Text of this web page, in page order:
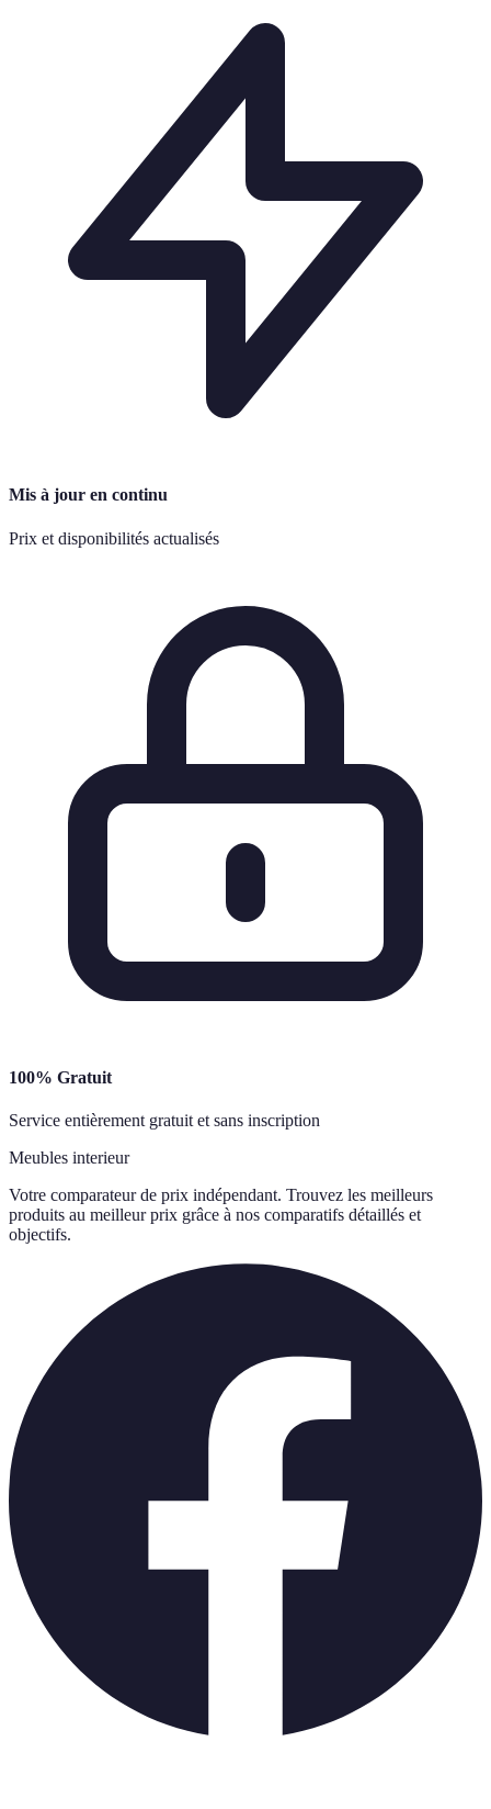
Mis à jour en continu
Prix et disponibilités actualisés
100% Gratuit
Service entièrement gratuit et sans inscription
Meubles interieur
Votre comparateur de prix indépendant. Trouvez les meilleurs
produits au meilleur prix grâce à nos comparatifs détaillés et
objectifs.